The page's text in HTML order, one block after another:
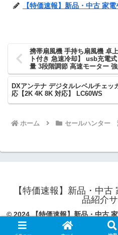
【特価速報】新品・中古 家
携帯扇風機 手持ち扇風機 卓
ト付き 急速冷却】 usb充電
量 3段階調節 高速モーター
カラビナ&スタンド付き 携帯
策 アウトドア/花火大会/スポ
どに適用 母の日 父の日 プレ
DXアンテナ デジタルレベルチェ
応【2K 4K 8K 対応】 LC60WS
ホーム セールハンター
【特価速報】新品・中
品紹介
© 2024 【特価速報】新品・中古
イト.